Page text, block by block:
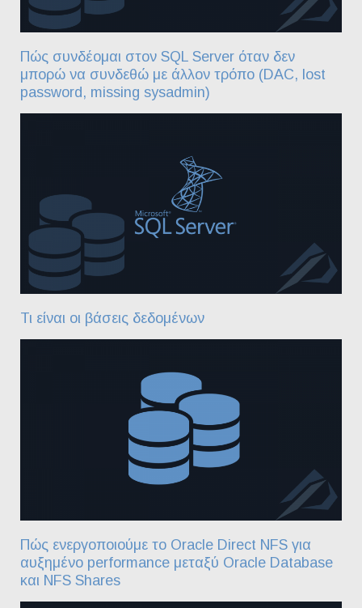
Πώς συνδέομαι στον SQL Server όταν δεν
μπορώ να συνδεθώ με άλλον τρόπο (DAC, lost
password, missing sysadmin)
Τι είναι οι βάσεις δεδομένων
Πώς ενεργοποιούμε το Oracle Direct NFS για
αυξημένο performance μεταξύ Oracle Database
και NFS Shares